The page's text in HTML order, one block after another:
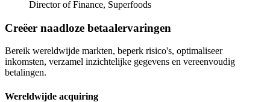
Director of Finance, Superfoods
Creëer naadloze betaalervaringen
Bereik wereldwijde markten, beperk risico's, optimaliseer
inkomsten, verzamel inzichtelijke gegevens en vereenvoudig
betalingen.
Wereldwijde acquiring